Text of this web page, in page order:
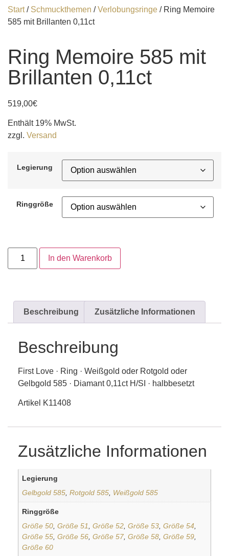
Start/ Schmuckthemen /Verlobungsringe / Ring Memoire
585 mit Brillanten 0,11ct
Ring Memoire 585 mit
Brillanten 0,11ct
519,00€
Enthält 19% MwSt.
zzgl. Versand
Legierung
Ringgröße
In den Warenkorb
Beschreibung Zusätzliche Informationen
Beschreibung
First Love · Ring · Weißgold oder Rotgold oder
Gelbgold 585 · Diamant 0,11ct H/SI · halbbesetzt
Artikel K11408
Zusätzliche Informationen
Legierung
Gelbgold 585 ,Rotgold 585 Weißgold 585
Ringgröße
Größe 50 ,Größe 51 ,Größe 52 ,Größe 53 ,Größe 54
Größe 55 ,Größe 56 ,Größe 57 ,Größe 58 ,Größe 59
Größe 60